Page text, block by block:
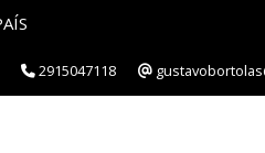
2915047118